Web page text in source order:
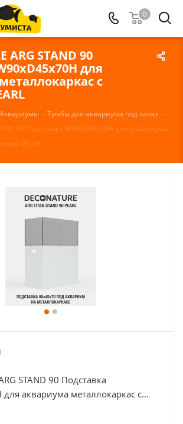
0
ARG STAND 90
для
с
Аквариумы - Тумбы для аквариума под заказ -
90 Подставка W90хD45х70H для аквариума
PEARL
STAND 90 Подставка
для аквариума металлокаркас с